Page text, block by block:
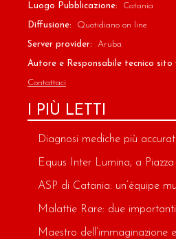
Luogo Pubblicazione: Catania
Diffusione: Quotidiano on line
Server provider: Aruba
Autore e Responsabile tecnico sito
Contattaci
I PIÙ LETTI
Diagnosi mediche più
Equus Inter Lumina, a
ASP di Catania: un’équipe
Malattie Rare: due
Maestro dell’immaginazione